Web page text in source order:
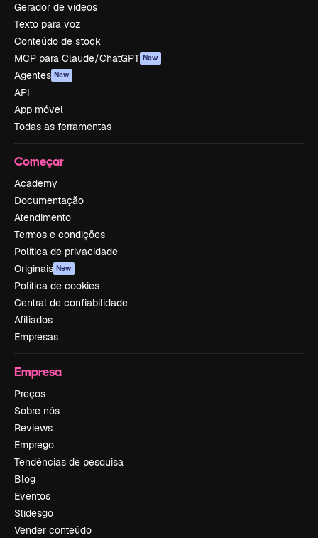
Gerador de vídeos
Texto para voz
Conteúdo de stock
MCP para Claude/ChatGPT New
Agentes New
API
App móvel
Todas as ferramentas
Começar
Academy
Documentação
Atendimento
Termos e condições
Política de privacidade
Originais New
Política de cookies
Central de confiabilidade
Afiliados
Empresas
Empresa
Preços
Sobre nós
Reviews
Emprego
Tendências de pesquisa
Blog
Eventos
Slidesgo
Vender conteúdo